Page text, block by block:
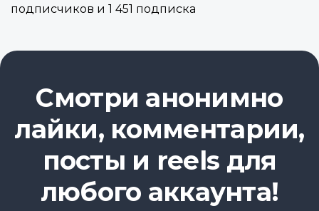
подписчиков и 1 451 подписка
Смотри анонимно
лайки, комментарии,
посты и reels для
любого аккаунта!